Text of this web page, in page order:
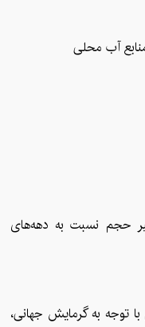
آب محلی
حجم نسبت به دهه‌های
توجه به گرمایش جهانی،